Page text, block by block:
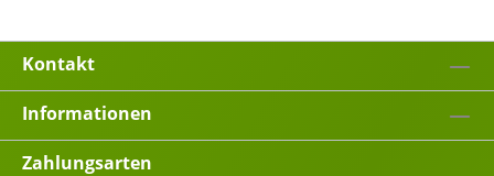
Kontakt
Informationen
Zahlungsarten